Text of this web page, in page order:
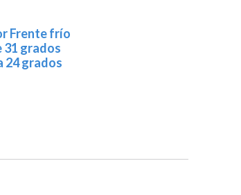
Frente frío
31 grados
24 grados